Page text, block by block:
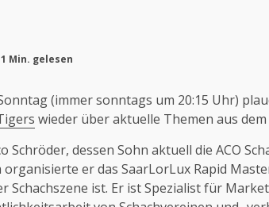
1 Min. gelesen
(immer sonntags um 20:15 Uhr)
wieder über aktuelle Themen aus dem
Schröder, dessen Sohn aktuell die ACO
er das SaarLorLux Rapid
Schachszene ist. Er ist Spezialist für